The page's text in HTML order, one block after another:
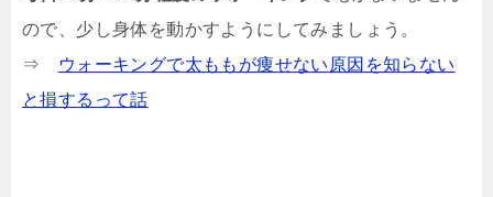
ので、少し身体を動かすようにしてみましょう。
⇒
ウォーキングで太ももが痩せない原因を知らない
と損するって話